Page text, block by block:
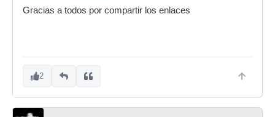
Gracias a todos por compartir los enlaces
2